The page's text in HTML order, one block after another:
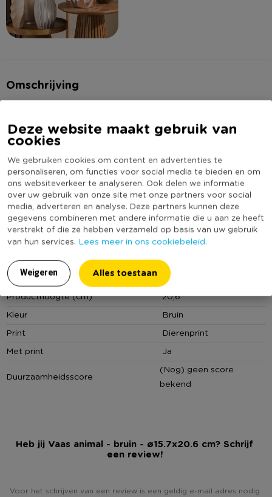
Deze website maakt gebruik van
cookies
We gebruiken cookies om content en advertenties te
personaliseren, om functies voor social media te bieden en om
ons websiteverkeer te analyseren. Ook delen we informatie
over uw gebruik van onze site met onze partners voor social
media, adverteren en analyse. Deze partners kunnen deze
gegevens combineren met andere informatie die u aan ze heeft
verstrekt of die ze hebben verzameld op basis van uw gebruik
van hun services. Lees meer in ons cookiebeleid.
Weigeren Alles toestaan
Omschrijving
keramiek heeft een subtiele dierenstructuur in reliëf, wat zorgt
voor een natuurlijke, speelse look. Perfect voor een
droogboeket, enkele takken of gewoon als decoratief object.
Combineert prachtig met andere bruine accessoires!
Contactgegevens
Xenos B.V, Schutweg 8, 5145NP Waalwijk, Nederland
www.xenos.nl/klantenservice
Lees meer
Specificaties
Artikelnummer
232377
Online Only
Nee
Materiaal
Keramiek
Diameter (cm)
15,7
Producthoogte (cm)
20,6
Kleur
Bruin
Print
Dierenprint
Met print
Ja
Duurzaamheidsscore
(Nog) geen score
bekend
Heb jij Vaas animal - bruin - ø15.7x20.6 cm? Schrijf
een review!
Voor het schrijven van een review is een geldig e-mail adres nodig